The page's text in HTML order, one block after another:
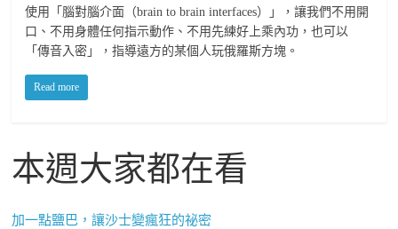
使用「腦對腦介面（brain to brain interfaces）」，讓我們不用開
口、不用身體任何指示動作、不用先練好上乘內功，也可以
「傳音入密」，指導遠方的某個人玩俄羅斯方塊。
Read more
本週大家都在看
加一點鹽巴，讓沙士變瘋狂的祕密